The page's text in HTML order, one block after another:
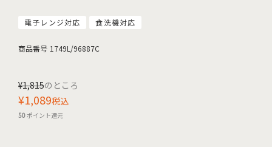
電子レンジ対応 食洗機対応
商品番号 1749L/96887C
¥1,815のところ
¥1,089税込
50ポイント還元